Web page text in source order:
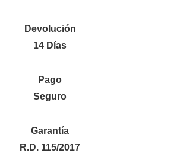
Devolución
14 Días
Pago
Seguro
Garantía
R.D. 115/2017